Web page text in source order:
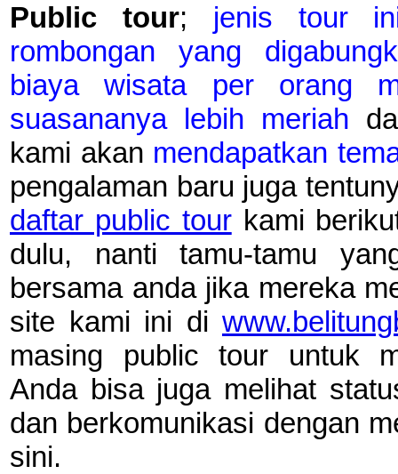
Public tour; jenis tour
rombongan yang
biaya wisata per orang
suasananya lebih meriah
kami akan mendapatkan
pengalaman baru juga
daftar public tourkami
dulu, nanti tamu-tamu
bersama anda jika mereka
site kami ini di
masing public tour untuk
Anda bisa juga melihat
dan berkomunikasi dengan
sini.